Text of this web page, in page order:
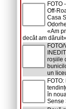
FOTO
Off-
Casa
«Am
decât am dăruit»
roșiile
un
în
Sense